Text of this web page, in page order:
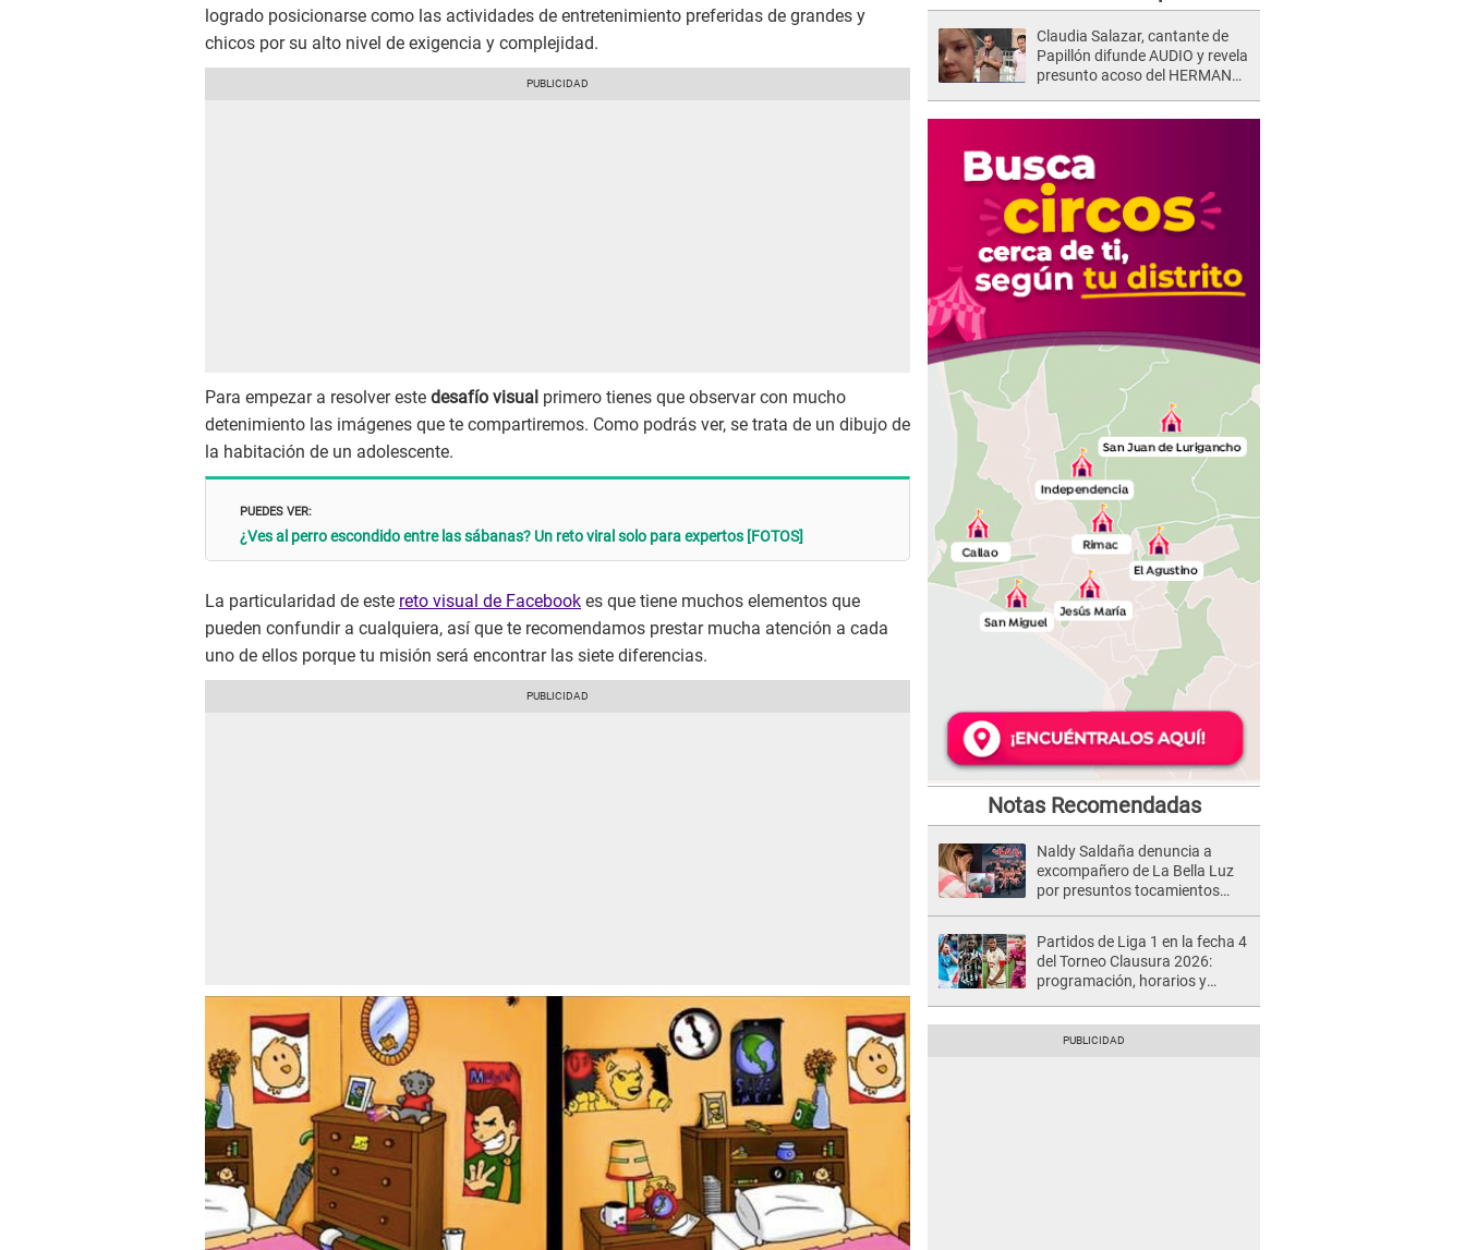
logrado posicionarse como las actividades de entretenimiento preferidas de grandes y
chicos por su alto nivel de exigencia y complejidad.
Para empezar a resolver este desafío visual primero tienes que observar con mucho
detenimiento las imágenes que te compartiremos. Como podrás ver, se trata de un dibujo de
la habitación de un adolescente.
PUEDES VER:
¿Ves al perro escondido entre las sábanas? Un reto viral solo para expertos [FOTOS]
La particularidad de este reto visual de Facebook es que tiene muchos elementos que
pueden confundir a cualquiera, así que te recomendamos prestar mucha atención a cada
uno de ellos porque tu misión será encontrar las siete diferencias.
Claudia Salazar, cantante de
Papillón difunde AUDIO y revela
presunto acoso del HERMANO
Notas Recomendadas
Naldy Saldaña denuncia a
excompañero de La Bella Luz
por presuntos tocamientos
Partidos de Liga 1 en la fecha 4
del Torneo Clausura 2026:
programación, horarios y